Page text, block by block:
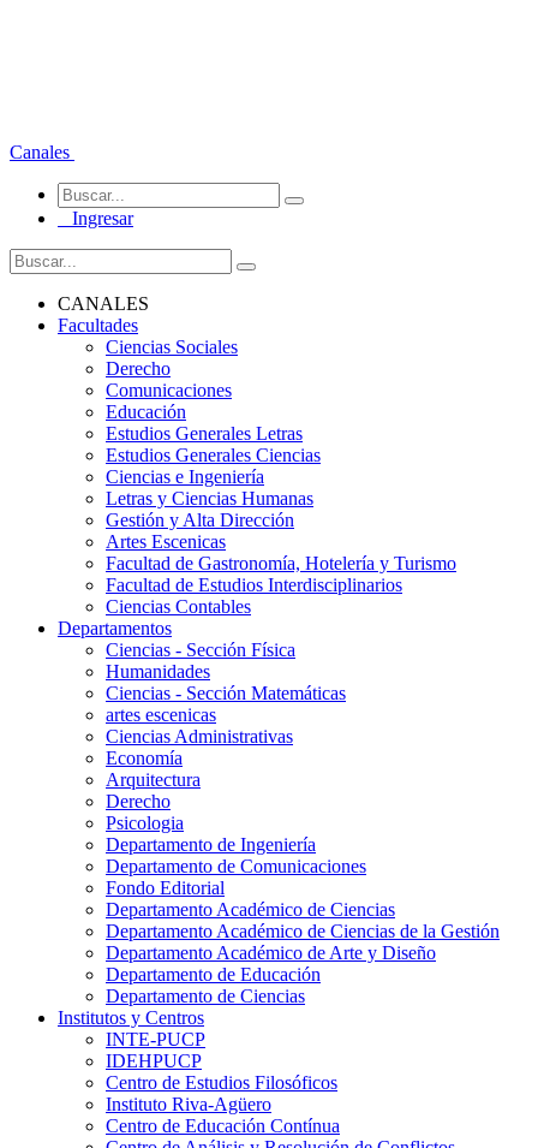
Canales
Ingresar
CANALES
Facultades
Ciencias Sociales
Derecho
Comunicaciones
Educación
Estudios Generales Letras
Estudios Generales Ciencias
Ciencias e Ingeniería
Letras y Ciencias Humanas
Gestión y Alta Dirección
Artes Escenicas
Facultad de Gastronomía, Hotelería y Turismo
Facultad de Estudios Interdisciplinarios
Ciencias Contables
Departamentos
Ciencias - Sección Física
Humanidades
Ciencias - Sección Matemáticas
artes escenicas
Ciencias Administrativas
Economía
Arquitectura
Derecho
Psicologia
Departamento de Ingeniería
Departamento de Comunicaciones
Fondo Editorial
Departamento Académico de Ciencias
Departamento Académico de Ciencias de la Gestión
Departamento Académico de Arte y Diseño
Departamento de Educación
Departamento de Ciencias
Institutos y Centros
INTE-PUCP
IDEHPUCP
Centro de Estudios Filosóficos
Instituto Riva-Agüero
Centro de Educación Contínua